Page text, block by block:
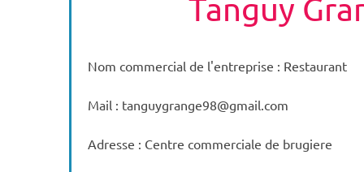
Tanguy
Nom commercial de l'entreprise : Restaurant
Mail : tanguygrange98@gmail.com
Adresse : Centre commerciale de brugiere